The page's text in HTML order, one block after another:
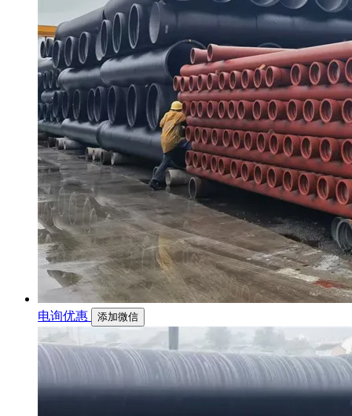
电询优惠 添加微信